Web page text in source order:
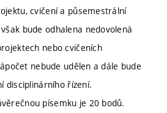
cvičení a půsemestrální
bude odhalena nedovolená
nebo cvičeních
nebude udělen a dále bude
disciplinárního řízení.
písemku je 20 bodů.